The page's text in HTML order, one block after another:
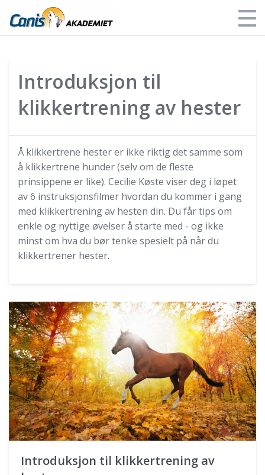
Mine kurs
Om oss
Logg inn
Introduksjon til
klikkertrening av hester
Å klikkertrene hester er ikke riktig det samme som
å klikkertrene hunder (selv om de fleste
prinsippene er like). Cecilie Køste viser deg i løpet
av 6 instruksjonsfilmer hvordan du kommer i gang
med klikkertrening av hesten din. Du får tips om
enkle og nyttige øvelser å starte med - og ikke
minst om hva du bør tenke spesielt på når du
klikkertrener hester.
Introduksjon til klikkertrening av